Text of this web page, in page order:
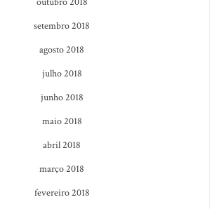
setembro 2018
agosto 2018
julho 2018
junho 2018
maio 2018
abril 2018
março 2018
fevereiro 2018